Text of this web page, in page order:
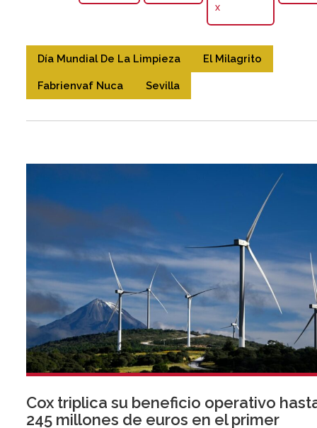
X
Día Mundial De La Limpieza El Milagrito
Fabrienvaf Nuca Sevilla
Cox triplica su beneficio operativo
245 millones de euros en el primer